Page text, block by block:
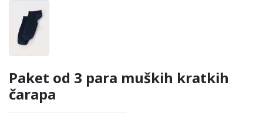
Paket od 3 para muških kratkih
čarapa